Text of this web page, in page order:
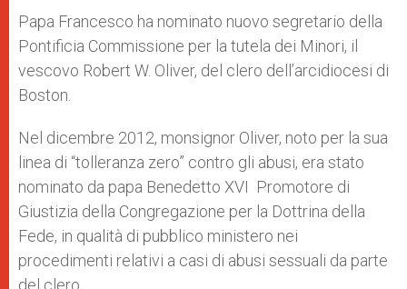
p
p
g
e
r
o
k
r
Papa Francesco ha nominato nuovo segretario della
Pontificia Commissione per la tutela dei Minori, il
vescovo Robert W. Oliver, del clero dell’arcidiocesi di
Boston.
Nel dicembre 2012, monsignor Oliver, noto per la sua
linea di “tolleranza zero” contro gli abusi, era stato
nominato da papa Benedetto XVI Promotore di
Giustizia della Congregazione per la Dottrina della
Fede, in qualità di pubblico ministero nei
procedimenti relativi a casi di abusi sessuali da parte
del clero.